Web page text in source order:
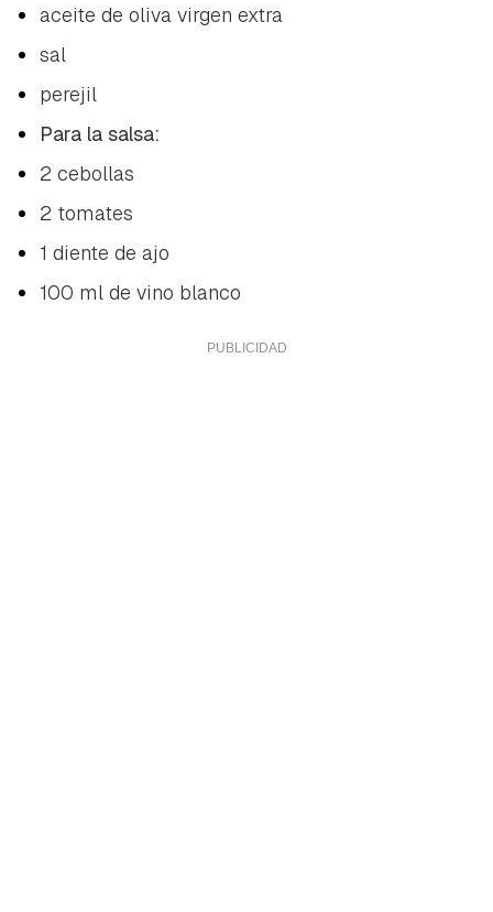
aceite de oliva virgen extra
sal
perejil
Para la salsa:
2 cebollas
2 tomates
1 diente de ajo
100 ml de vino blanco
Contenido enviado